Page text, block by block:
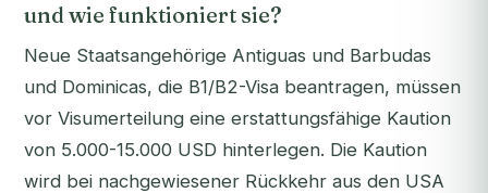
und wie funktioniert sie?
Neue Staatsangehörige Antiguas und Barbudas
und Dominicas, die B1/B2-Visa beantragen, müssen
vor Visumerteilung eine erstattungsfähige Kaution
von 5.000-15.000 USD hinterlegen. Die Kaution
wird bei nachgewiesener Rückkehr aus den USA